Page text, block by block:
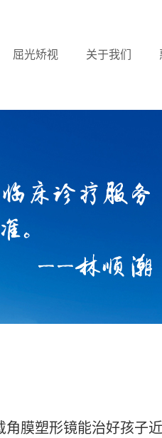
屈光矫视 关于我们
角膜塑形镜能治好孩子近